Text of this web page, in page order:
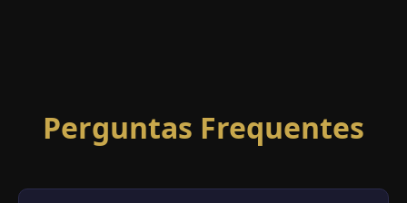
Perguntas Frequentes